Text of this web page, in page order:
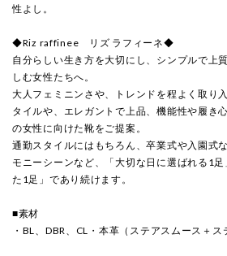
性よし。
◆Riz raffinee リズ ラフィーネ◆
自分らしい生き方を大切にし、シンプルで上
しむ女性たちへ。
大人フェミニンさや、トレンドを程よく取り
タイルや、エレガントで上品、機能性や履き
の女性に向けた靴をご提案。
通勤スタイルにはもちろん、卒業式や入園式
モニーシーンなど、「大切な日に選ばれる1
た1足」であり続けます。
■素材
・BL、DBR、CL・本革（ステアスムース＋ス